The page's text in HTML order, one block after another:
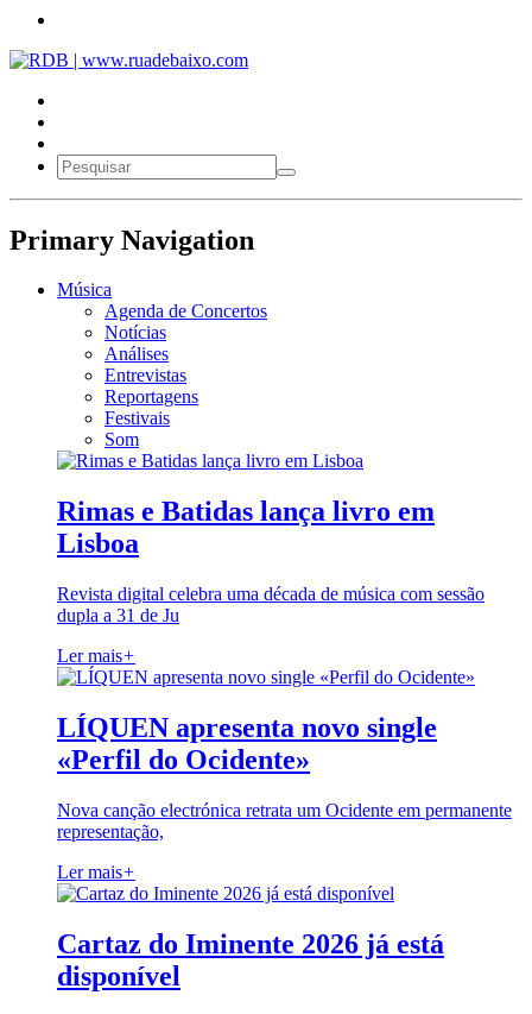
Primary Navigation
Música
Agenda de Concertos
Notícias
Análises
Entrevistas
Reportagens
Festivais
Som
Rimas e Batidas lança livro em
Lisboa
Revista digital celebra uma década de música com sessão
dupla a 31 de Ju
Ler mais+
LÍQUEN apresenta novo single
«Perfil do Ocidente»
Nova canção electrónica retrata um Ocidente em permanente
representação,
Ler mais+
Cartaz do Iminente 2026 já está
disponível